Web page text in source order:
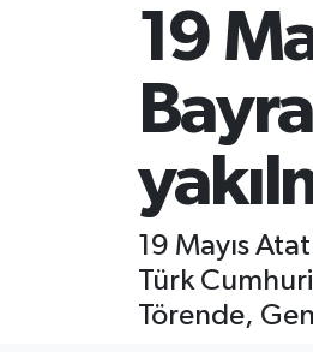
19
19 Mayıs
Türk
Törende,
ENGLISH
Tüm Manşetler
Son Dakika Haberleri